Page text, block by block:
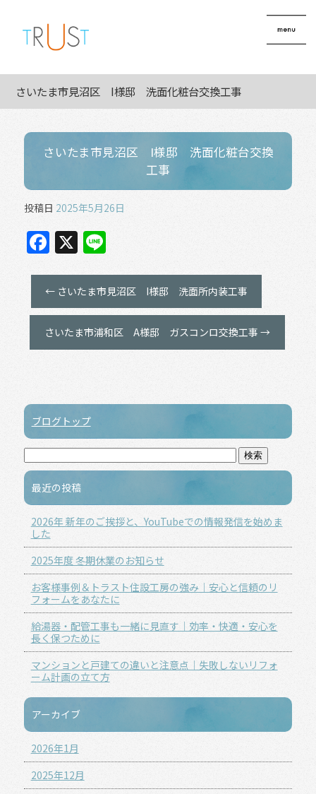
さいたま市見沼区 I様邸 洗面化粧台交換工事
さいたま市見沼区 I様邸 洗面化粧台交換
工事
投稿日 2025年5月26日
F
c
e
b
o
k
X Li
e
←さいたま市見沼区 I様邸 洗面所内装工事
さいたま市浦和区 A様邸 ガスコンロ交換工事→
ブログトップ
最近の投稿
2026年 新年のご挨拶と、YouTubeでの情報発信を始めま
した
2025年度 冬期休業のお知らせ
お客様事例＆トラスト住設工房の強み｜安心と信頼のリ
フォームをあなたに
給湯器・配管工事も一緒に見直す｜効率・快適・安心を
長く保つために
マンションと戸建ての違いと注意点｜失敗しないリフォ
ーム計画の立て方
アーカイブ
2026年1月
2025年12月